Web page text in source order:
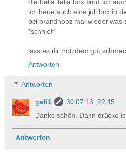
die bella italia box fand ich
ich heue auch eine juli box in
bei brandnooz mal wieder was
*schnief*
lass es dir trotzdem gut
Antworten
Antworten
gafi1
30.07.13, 22:45
Danke schön. Dann drücke
Antworten